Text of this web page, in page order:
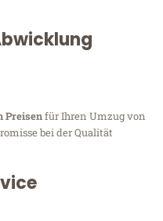
Preisenfür Ihren Umzug von
bei der Qualität